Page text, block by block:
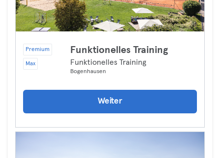
Premium
Max
Funktionelles Training
Funktionelles Training
Bogenhausen
Weiter